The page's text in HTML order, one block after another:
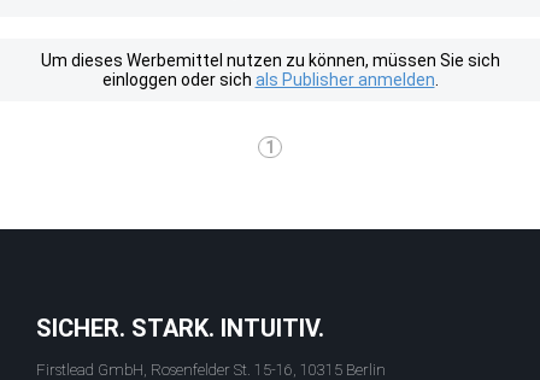
Um dieses Werbemittel nutzen zu können, müssen Sie sich
einloggen oder sich als Publisher anmelden
1
SICHER. STARK. INTUITIV.
Firstlead GmbH, Rosenfelder St. 15-16, 10315 Berlin